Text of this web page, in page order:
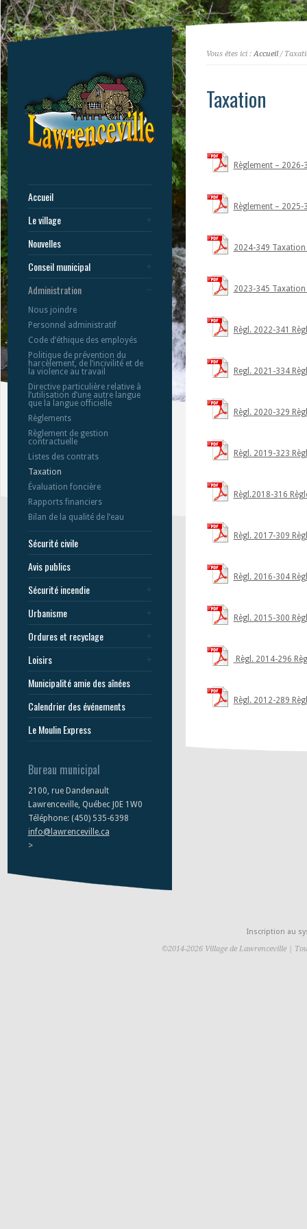
Accueil
Le village
Nouvelles
Conseil municipal
Administration
Nous joindre
Personnel administratif
Code d’éthique des employés
Politique de prévention du
harcèlement, de l’incivilité et de
la violence au travail
Directive particulière relative à
l’utilisation d’une autre langue
que la langue officielle
Règlements
Règlement de gestion
contractuelle
Listes des contrats
Taxation
Évaluation foncière
Rapports financiers
Bilan de la qualité de l’eau
Sécurité civile
Avis publics
Sécurité incendie
Urbanisme
Ordures et recyclage
Loisirs
Municipalité amie des aînées
Calendrier des événements
Le Moulin Express
Bureau municipal
2100, rue Dandenault
Lawrenceville, Québec J0E 1W0
Téléphone: (450) 535-6398
info@lawrenceville.ca
>
Vous êtes ici :Accueil/
Taxation
Règlement –
Règlement –
2024-349
2023-345
Règl. 2022-341
Regl. 2021-334
Règl. 2020-329
Règl. 2019-323
Règl.2018-316
Règl. 2017-309
Règl. 2016-304
Règl. 2015-300
Règl. 2014-296
Règl. 2012-289
Inscription au
©2014-2026 Village de Lawrenceville |